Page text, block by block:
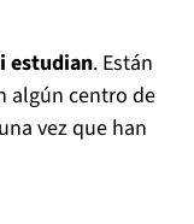
estudian. Están
algún centro de
vez que han